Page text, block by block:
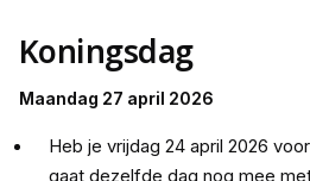
Koningsdag
Maandag 27 april 2026
Heb je vrijdag 24 april 2026